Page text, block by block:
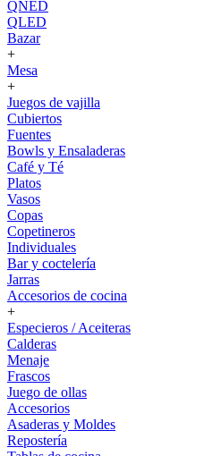
QNED
QLED
Bazar
+
Mesa
+
Juegos de vajilla
Cubiertos
Fuentes
Bowls y Ensaladeras
Café y Té
Platos
Vasos
Copas
Copetineros
Individuales
Bar y coctelería
Jarras
Accesorios de cocina
+
Especieros / Aceiteras
Calderas
Menaje
Frascos
Juego de ollas
Accesorios
Asaderas y Moldes
Repostería